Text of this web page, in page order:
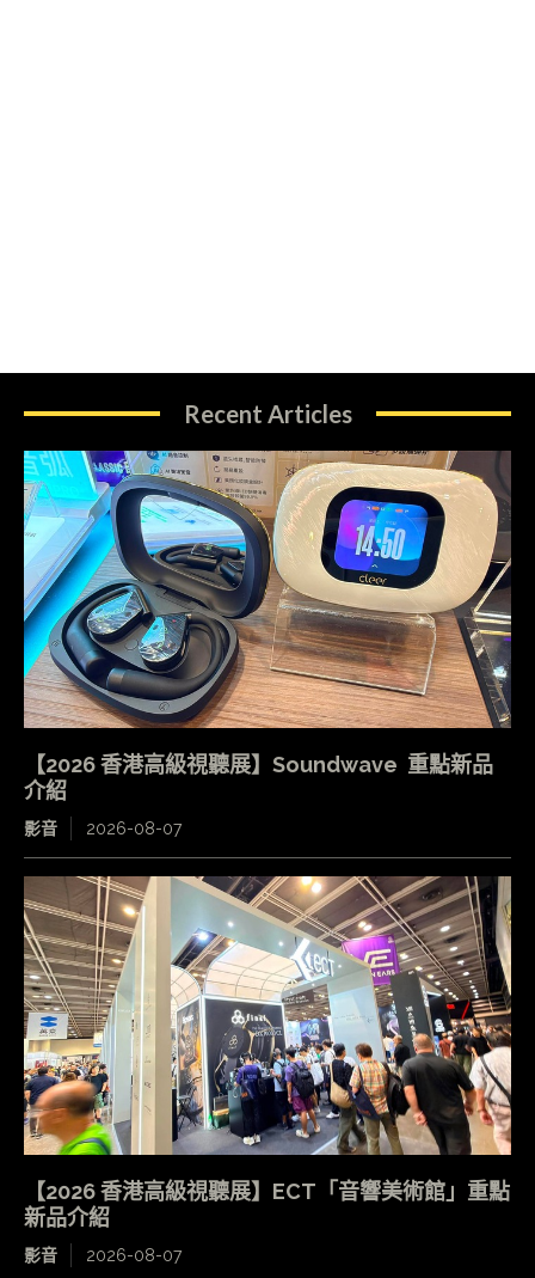
Recent Articles
【2026 香港高級視聽展】Soundwave 重點新品
介紹
影音 2026-08-07
【2026 香港高級視聽展】ECT「音響美術館」重點
新品介紹
影音 2026-08-07